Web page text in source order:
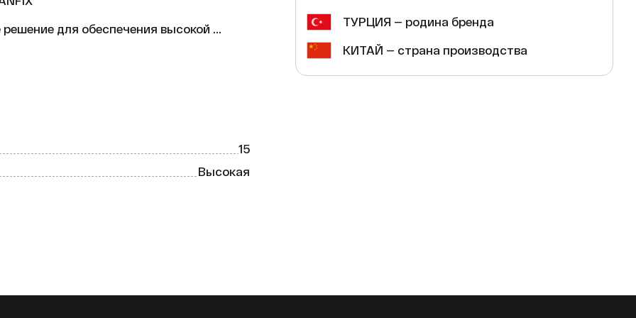
для обеспечения высокой
для использования в различных
15
Высокая
ТУРЦИЯ — родина бренда
КИТАЙ — страна производства